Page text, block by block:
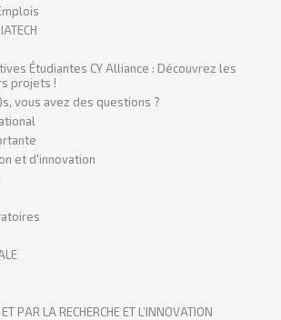
Étudiantes CY Alliance : Découvrez les
projets !
vous avez des questions ?
et d'innovation
PAR LA RECHERCHE ET L’INNOVATION